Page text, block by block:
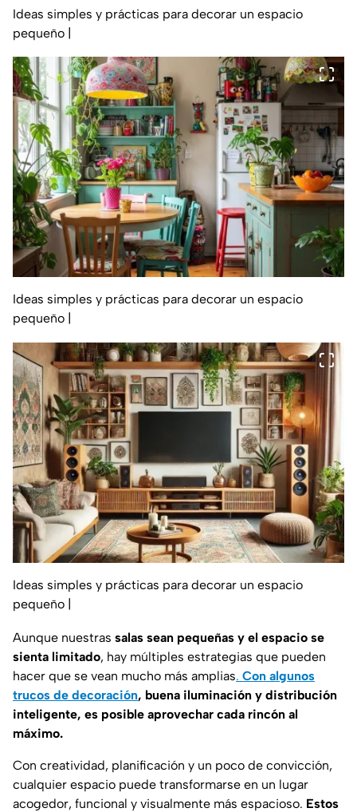
Ideas simples y prácticas para decorar un espacio
pequeño |
Ideas simples y prácticas para decorar un espacio
pequeño
Ideas simples y prácticas para decorar un espacio
pequeño |
Aunque nuestras salas sean pequeñas y el espacio se
sienta limitado, hay múltiples estrategias que pueden
hacer que se vean mucho más amplias. Con algunos
trucos de decoración, buena iluminación y distribución
inteligente, es posible aprovechar cada rincón al
máximo.
Con creatividad, planificación y un poco de convicción,
cualquier espacio puede transformarse en un lugar
acogedor, funcional y visualmente más espacioso. Estos